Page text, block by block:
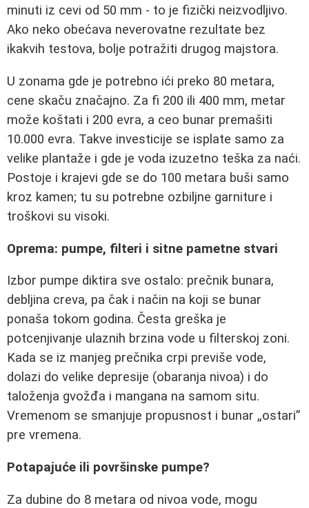
minuti iz cevi od 50 mm - to je fizički neizvodljivo.
Ako neko obećava neverovatne rezultate bez
ikakvih testova, bolje potražiti drugog majstora.
U zonama gde je potrebno ići preko 80 metara,
cene skaču značajno. Za fi 200 ili 400 mm, metar
može koštati i 200 evra, a ceo bunar premašiti
10.000 evra. Takve investicije se isplate samo za
velike plantaže i gde je voda izuzetno teška za naći.
Postoje i krajevi gde se do 100 metara buši samo
kroz kamen; tu su potrebne ozbiljne garniture i
troškovi su visoki.
Oprema: pumpe, filteri i sitne pametne stvari
Izbor pumpe diktira sve ostalo: prečnik bunara,
debljina creva, pa čak i način na koji se bunar
ponaša tokom godina. Česta greška je
potcenjivanje ulaznih brzina vode u filterskoj zoni.
Kada se iz manjeg prečnika crpi previše vode,
dolazi do velike depresije (obaranja nivoa) i do
taloženja gvožđa i mangana na samom situ.
Vremenom se smanjuje propusnost i bunar „ostari”
pre vremena.
Potapajuće ili površinske pumpe?
Za dubine do 8 metara od nivoa vode, mogu